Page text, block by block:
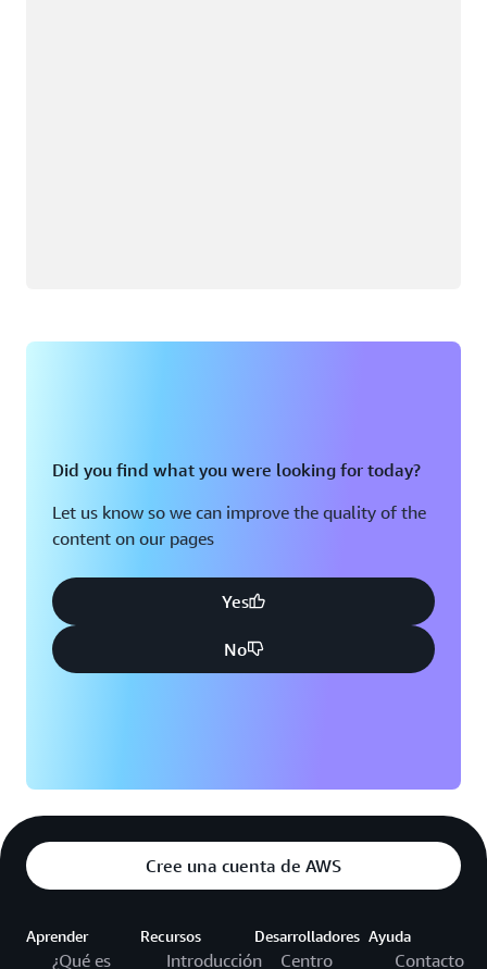
Did you find what you were looking for today?
Let us know so we can improve the quality of the
content on our pages
Yes
No
Cree una cuenta de AWS
Aprender
¿Qué es
Recursos
Introducción
Desarrolladores
Centro
Ayuda
Contacto